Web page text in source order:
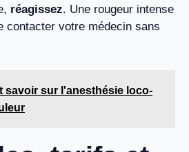
réagissez. Une rougeur intense
contacter votre médecin sans
savoir sur l'anesthésie loco-